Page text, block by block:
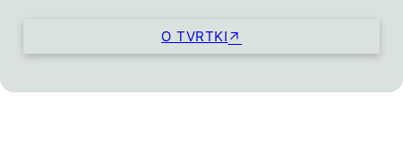
O TVRTKI